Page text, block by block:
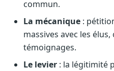
Presse
Kit média, contacts
commun.
La mécanique :
massives avec les
témoignages.
Le levier : la légitimité